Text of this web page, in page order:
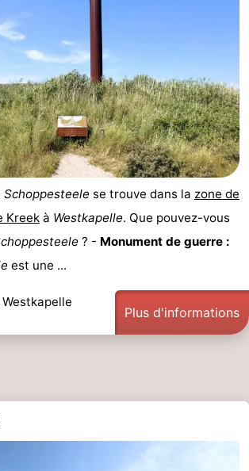
Schoppesteele se trouve dans la zone de
Kreek à Westkapelle. Que pouvez-vous
? - Monument de guerre :
est une ...
Plus d'informations